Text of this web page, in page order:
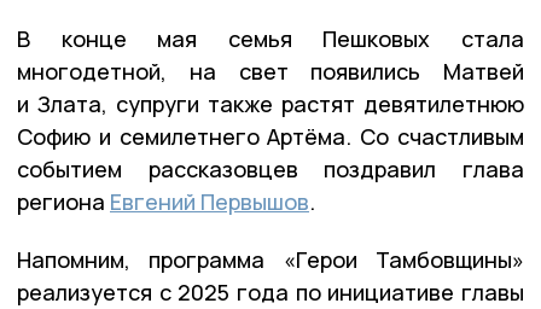
В конце мая семья Пешковых стала
многодетной, на свет появились Матвей
и Злата, супруги также растят девятилетнюю
Софию и семилетнего Артёма. Со счастливым
событием рассказовцев поздравил глава
региона Евгений Первышов.
Напомним, программа «Герои Тамбовщины»
реализуется с 2025 года по инициативе главы